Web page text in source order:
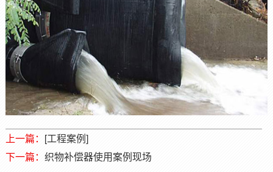
上一篇： [工程案例]
下一篇： 织物补偿器使用案例现场